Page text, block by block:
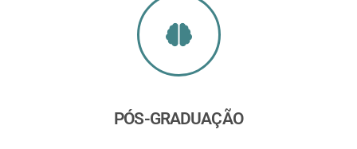
PÓS-GRADUAÇÃO